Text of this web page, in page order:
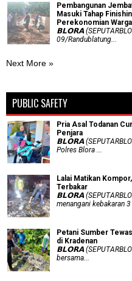
Pembangunan
Masuki Tahap
Perekonomian Warga
𝗕𝗟𝗢𝗥𝗔
09/Randublatung...
Next More »
PUBLIC SAFETY
Pria Asal Todanan
Penjara
𝗕𝗟𝗢𝗥𝗔
Polres Blora ...
Lalai Matikan
Terbakar
𝗕𝗟𝗢𝗥𝗔
menangani kebakaran
Petani Sumber
di Kradenan
𝗕𝗟𝗢𝗥𝗔
bersama...